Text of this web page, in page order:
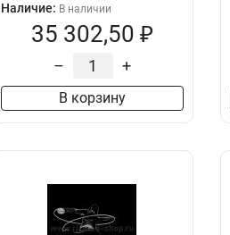
Наличие: В наличии
35 302,50 ₽
– +
В корзину